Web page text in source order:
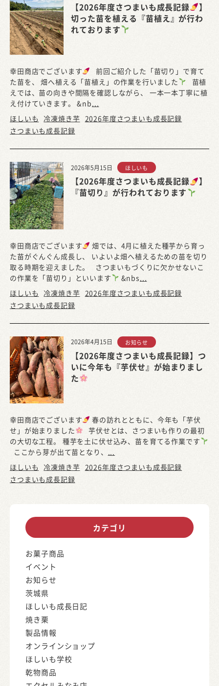
【2026年度さつまいも成長記録
】
切った苗を植える『苗植え』が行わ
れております
幸田商店でございます
前回ご紹介した「苗切り」で育て
た苗を、 畑へ植える「苗植え」の作業を行いました
苗植
えでは、苗の向きや間隔を確認しながら、 一本一本丁寧に植
え付けていきます。 &nb...
ほしいも
冷凍焼き芋 2026年度さつまいも成長記録
さつまいも成長記録
2026年5月15日 ほしいも
【2026年度さつまいも成長記録
】
『苗切り』が行われております
幸田商店でございます
畑では、4月に植えた種芋から育っ
た苗がぐんぐん成長し、 いよいよ畑へ植えるための苗を切り
取る時期を迎えました。 さつまいもづくりに欠かせないこ
の作業を「苗切り」といいます
&nbs
ほしいも 冷凍焼き芋 2026年度さつまいも成長記録
さつまいも成長記録
2026年4月15日 お知らせ
【2026年度さつまいも成長記録】つ
いに今年も『芋伏せ』が始まりまし
た
幸田商店でございます
春の訪れとともに、今年も「芋伏
せ」が始まりました
芋伏せとは、さつまいも作りの最初
の大切な工程。 種芋を土に伏せ込み、苗を育てる作業です
ここから芽が出て苗となり、 ...
ほしいも
冷凍焼き芋 2026年度さつまいも成長記録
さつまいも成長記録
カテゴリ
お菓子商品
イベント
お知らせ
茨城県
ほしいも成長日記
焼き栗
製品情報
オンラインショップ
ほしいも学校
乾物商品